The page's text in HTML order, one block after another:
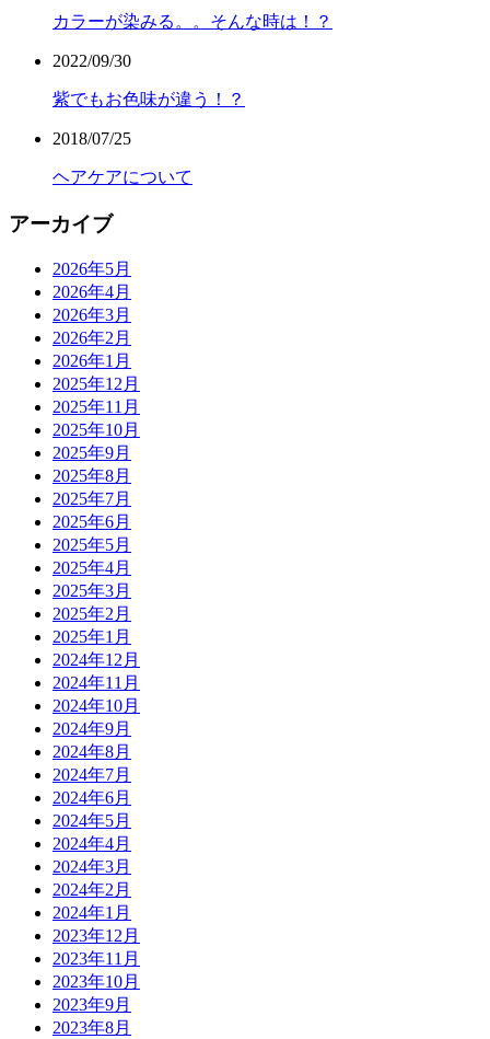
カラーが染みる。。そんな時は！？
2022/09/30
紫でもお色味が違う！？
2018/07/25
ヘアケアについて
アーカイブ
2026年5月
2026年4月
2026年3月
2026年2月
2026年1月
2025年12月
2025年11月
2025年10月
2025年9月
2025年8月
2025年7月
2025年6月
2025年5月
2025年4月
2025年3月
2025年2月
2025年1月
2024年12月
2024年11月
2024年10月
2024年9月
2024年8月
2024年7月
2024年6月
2024年5月
2024年4月
2024年3月
2024年2月
2024年1月
2023年12月
2023年11月
2023年10月
2023年9月
2023年8月